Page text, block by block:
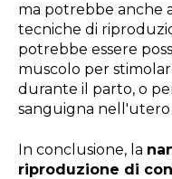
ma potrebbe anche
tecniche di
potrebbe essere
muscolo per
durante il parto, o
sanguigna nell'utero
In conclusione, la
riproduzione di